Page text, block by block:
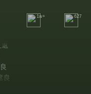
1w+ 627
良